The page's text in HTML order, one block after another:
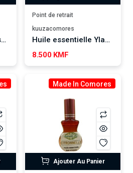
Bougie à la cire de soja, ylang-ylang WUTAMU
Point de retrait
kuuzacomores
Huile essentielle Ylang-Ylang SALSABIL ART
8.500 KMF
Made In Comores
Ajouter Au Panier